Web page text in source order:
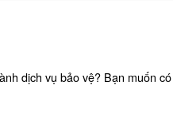
dịch vụ bảo vệ? Bạn muốn có